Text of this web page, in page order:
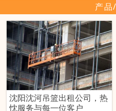
产品
沈阳沈河吊篮出租公司，热
忱服务与每一位客户